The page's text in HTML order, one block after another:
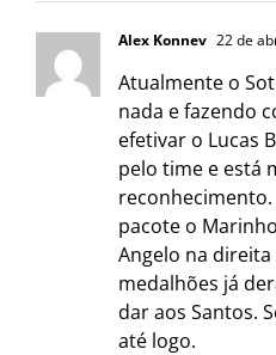
Alex Konnev 22 de
Atualmente o
nada e fazendo
efetivar o Lucas
pelo time e está
pacote o
Angelo na direita
medalhões já
dar aos Santos.
até logo.